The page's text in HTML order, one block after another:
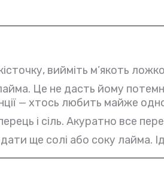
вийміть м’якоть
Це не дасть йому
— хтось любить майже
і сіль. Акуратно все
ще солі або соку лайма.